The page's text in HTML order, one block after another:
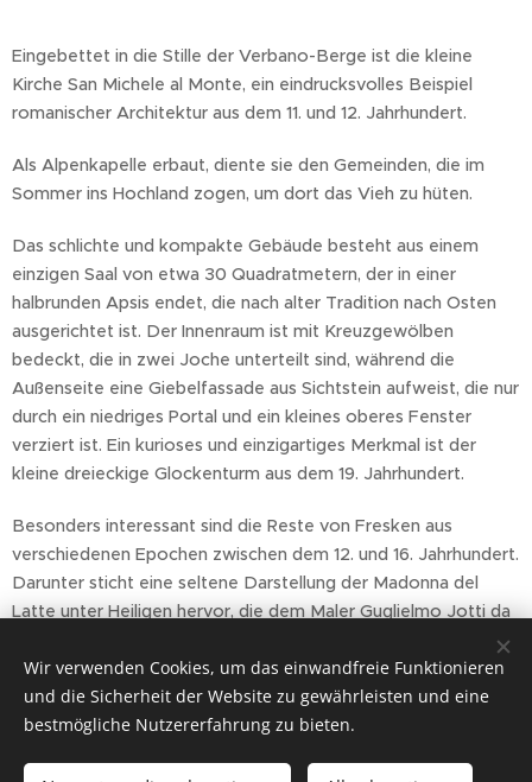
Eingebettet in die Stille der Verbano-Berge ist die kleine
Kirche San Michele al Monte, ein eindrucksvolles Beispiel
romanischer Architektur aus dem 11. und 12. Jahrhundert.
Als Alpenkapelle erbaut, diente sie den Gemeinden, die im
Sommer ins Hochland zogen, um dort das Vieh zu hüten.
Das schlichte und kompakte Gebäude besteht aus einem
einzigen Saal von etwa 30 Quadratmetern, der in einer
halbrunden Apsis endet, die nach alter Tradition nach Osten
ausgerichtet ist. Der Innenraum ist mit Kreuzgewölben
bedeckt, die in zwei Joche unterteilt sind, während die
Außenseite eine Giebelfassade aus Sichtstein aufweist, die nur
durch ein niedriges Portal und ein kleines oberes Fenster
verziert ist. Ein kurioses und einzigartiges Merkmal ist der
kleine dreieckige Glockenturm aus dem 19. Jahrhundert.
Besonders interessant sind die Reste von Fresken aus
verschiedenen Epochen zwischen dem 12. und 16. Jahrhundert.
Darunter sticht eine seltene Darstellung der Madonna del
Latte unter Heiligen hervor, die dem Maler Guglielmo Jotti da
Montegrino zugeschrieben wird. Die Apsis, der älteste Teil der
Kirche, bewahrt kunstvoll angeordnete Reihen von Steinen
und Kieselsteinen, unter anderem im Fischgrätenmuster.
Wir verwenden Cookies, um das einwandfreie Funktionieren
und die Sicherheit der Website zu gewährleisten und eine
bestmögliche Nutzererfahrung zu bieten.